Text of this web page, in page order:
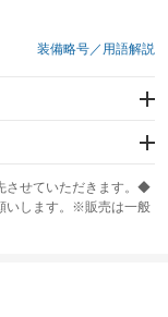
装備略号／用語解説
させていただきます。◆
いします。※販売は一般